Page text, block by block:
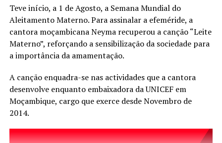
A cantora recordou que, para os músicos
moçambicanos, o YouTube é uma plataforma essencial e
funciona como“cartão de visita”para o público e
parceiros. Percella ainda deixou uma mensagem de
esperança ao colega, garantindo que ele irá
“Ele vai criar uma conta nova, lançar vídeos novos e
ainda vai brilhar mais que você”.
Teve início, a 1 de Agosto, a Semana Mundial do
Aleitamento Materno. Para assinalar a efeméride, a
cantora moçambicana Neyma recuperou a canção “Leite
Materno”, reforçando a sensibilização da sociedade para
a importância da amamentação.
A canção enquadra-se nas actividades que a cantora
desenvolve enquanto embaixadora da UNICEF em
Moçambique, cargo que exerce desde Novembro de
2014.